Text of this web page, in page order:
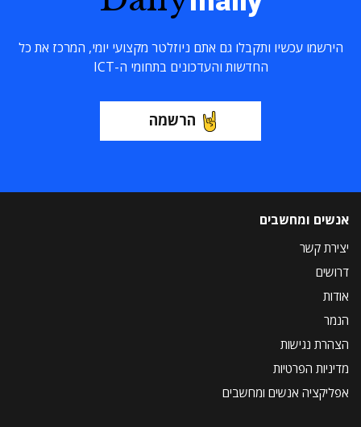
הירשמו עכשיו ותקבלו גם אתם ניוזלטר מקצועי יומי, המרכז את כל
החדשות והעדכונים בתחומי ה-ICT
הרשמה
אנשים ומחשבים
יצירת קשר
דרושים
אודות
הנמר
הצהרת נגישות
מדיניות הפרטיות
אפליקציה אנשים ומחשבים